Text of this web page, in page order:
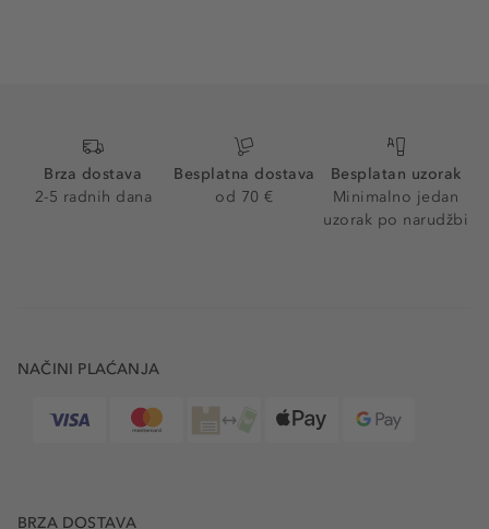
Brza dostava
2-5 radnih dana
Besplatna dostava
od 70 €
Besplatan uzorak
Minimalno jedan
uzorak po narudžbi
NAČINI PLAĆANJA
BRZA DOSTAVA